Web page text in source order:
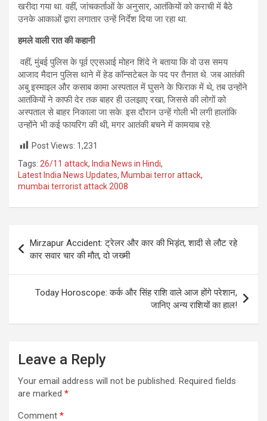
खरीदा गया था. वहीं, जांचकर्ताओं के अनुसार, आतंकियों को कराची में बैठे
उनके आकाओं द्वारा लगातार उन्‍हें निर्देश दिया जा रहा था.
हमले वाली रात की कहानी
वहीं, मुंबई पुलिस के पूर्व एएसआई मोहन शिंदे ने बताया कि वो उस समय
आजाद मैदान पुलिस थाने में हेड कॉन्सटेबल के पद पर तैनात थे. जब आतंकी
अबु इस्माइल और कसाब कामा अस्पताल में घुसने के फिराक में थे, तब उन्होंने
आतंकियों ने काफी देर तक बाहर ही उलझाए रखा, जिससे की लोगों को
अस्पताल से बाहर निकाला जा सके. इस दौरान उन्हें गोली भी लगी हालांकि
उन्होंने भी कई फायरि‍ग की थी, मगर आतंकी बचने में कामयाब रहे.
Post Views: 1,231
Tags: 26/11 attack, India News in Hindi,
Latest India News Updates, Mumbai terror attack,
mumbai terrorist attack 2008
navigation
Mirzapur Accident: ट्रेलर और कार की भिड़ंत, शादी से लौट रहे
कार सवार चार की मौत, दो जख्मी
Today Horoscope: कर्क और सिंह राशि वाले आज होंगे परेशान,
जानिए अन्य राशियों का हाल!
Leave a Reply
Your email address will not be published. Required fields
are marked *
Comment *